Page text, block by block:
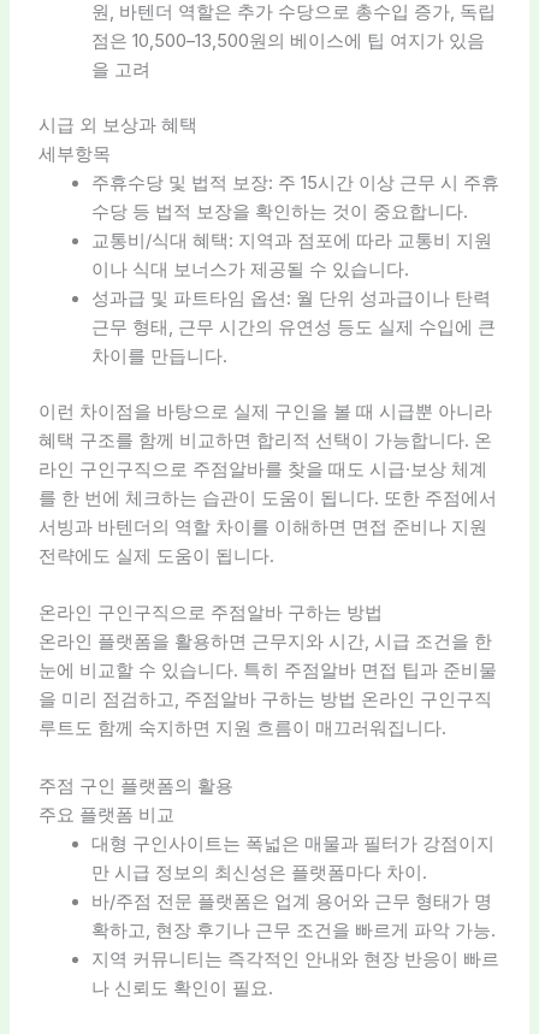
원, 바텐더 역할은 추가 수당으로 총수입 증가, 독립
점은 10,500–13,500원의 베이스에 팁 여지가 있음
을 고려
시급 외 보상과 혜택
세부항목
주휴수당 및 법적 보장: 주 15시간 이상 근무 시 주휴
수당 등 법적 보장을 확인하는 것이 중요합니다.
교통비/식대 혜택: 지역과 점포에 따라 교통비 지원
이나 식대 보너스가 제공될 수 있습니다.
성과급 및 파트타임 옵션: 월 단위 성과급이나 탄력
근무 형태, 근무 시간의 유연성 등도 실제 수입에 큰
차이를 만듭니다.
이런 차이점을 바탕으로 실제 구인을 볼 때 시급뿐 아니라
혜택 구조를 함께 비교하면 합리적 선택이 가능합니다. 온
라인 구인구직으로 주점알바를 찾을 때도 시급·보상 체계
를 한 번에 체크하는 습관이 도움이 됩니다. 또한 주점에서
서빙과 바텐더의 역할 차이를 이해하면 면접 준비나 지원
전략에도 실제 도움이 됩니다.
온라인 구인구직으로 주점알바 구하는 방법
온라인 플랫폼을 활용하면 근무지와 시간, 시급 조건을 한
눈에 비교할 수 있습니다. 특히 주점알바 면접 팁과 준비물
을 미리 점검하고, 주점알바 구하는 방법 온라인 구인구직
루트도 함께 숙지하면 지원 흐름이 매끄러워집니다.
주점 구인 플랫폼의 활용
주요 플랫폼 비교
대형 구인사이트는 폭넓은 매물과 필터가 강점이지
만 시급 정보의 최신성은 플랫폼마다 차이.
바/주점 전문 플랫폼은 업계 용어와 근무 형태가 명
확하고, 현장 후기나 근무 조건을 빠르게 파악 가능.
지역 커뮤니티는 즉각적인 안내와 현장 반응이 빠르
나 신뢰도 확인이 필요.